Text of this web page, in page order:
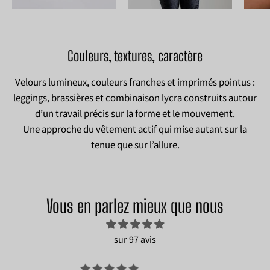
texturé
bijoux
en
or
supperposés
Couleurs, textures, caractère
Velours lumineux, couleurs franches et imprimés pointus :
leggings, brassières et combinaison lycra construits autour
d’un travail précis sur la forme et le mouvement.
Une approche du vêtement actif qui mise autant sur la
tenue que sur l’allure.
Vous en parlez mieux que nous
sur 97 avis